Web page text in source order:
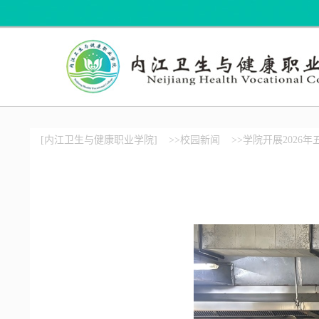
[内江卫生与健康职业学院] >>校园新闻 >>学院开展2026年